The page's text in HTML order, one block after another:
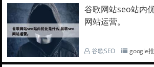
谷歌网站seo站内
网站运营。
谷歌SEO google